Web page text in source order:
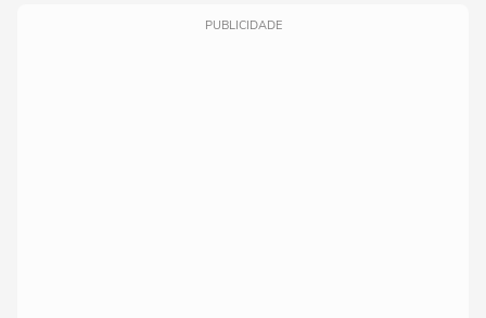
PUBLICIDADE